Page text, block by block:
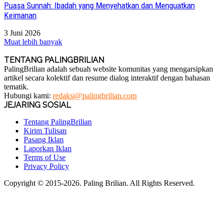
Puasa Sunnah: Ibadah yang Menyehatkan dan Menguatkan
Keimanan
3 Juni 2026
Muat lebih banyak
TENTANG PALINGBRILIAN
PalingBrilian adalah sebuah website komunitas yang mengarsipkan
artikel secara kolektif dan resume dialog interaktif dengan bahasan
tematik.
Hubungi kami: redaksi@palingbrilian.com
JEJARING SOSIAL
Tentang PalingBrilian
Kirim Tulisan
Pasang Iklan
Laporkan Iklan
Terms of Use
Privacy Policy
Copyright © 2015-2026. Paling Brilian. All Rights Reserved.